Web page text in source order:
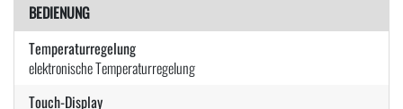
BEDIENUNG
Temperaturregelung
elektronische Temperaturregelung
Touch-Display